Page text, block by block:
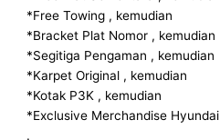
*Free Towing , kemudian
*Bracket Plat Nomor , kemudian
*Segitiga Pengaman , kemudian
*Karpet Original , kemudian
*Kotak P3K , kemudian
*Exclusive Merchandise Hyundai
.